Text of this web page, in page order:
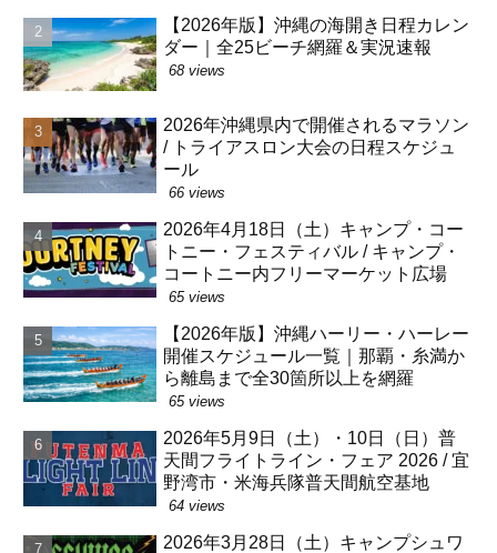
【2026年版】沖縄の海開き日程カレン
ダー｜全25ビーチ網羅＆実況速報
68 views
2026年沖縄県内で開催されるマラソン
/ トライアスロン大会の日程スケジュ
ール
66 views
2026年4月18日（土）キャンプ・コー
トニー・フェスティバル / キャンプ・
コートニー内フリーマーケット広場
65 views
【2026年版】沖縄ハーリー・ハーレー
開催スケジュール一覧｜那覇・糸満か
ら離島まで全30箇所以上を網羅
65 views
2026年5月9日（土）・10日（日）普
天間フライトライン・フェア 2026 / 宜
野湾市・米海兵隊普天間航空基地
64 views
2026年3月28日（土）キャンプシュワ